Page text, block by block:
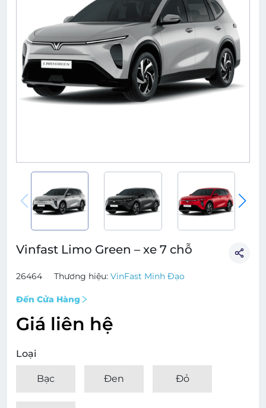
Vinfast Limo Green – xe 7 chỗ
26464 Thương hiệu: VinFast Minh Đạo
Đến Cửa Hàng
Giá liên hệ
Loại
Bạc Đen Đỏ